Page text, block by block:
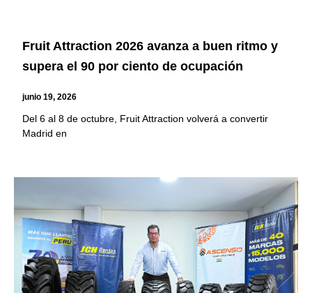
Fruit Attraction 2026 avanza a buen ritmo y
supera el 90 por ciento de ocupación
junio 19, 2026
Del 6 al 8 de octubre, Fruit Attraction volverá a convertir
Madrid en